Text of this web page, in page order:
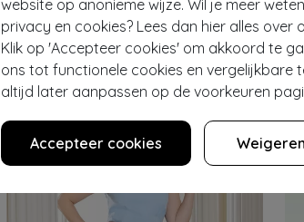
website op anonieme wijze. Wil je meer
privacy en cookies? Lees dan hier alles over
Klik op 'Accepteer cookies' om akkoord te
ons tot functionele cookies en vergelijkbare
altijd later aanpassen op de voorkeuren
Accepteer cookies Weigeren
VINTAGE CHIC FOR TOPVINTAGE
Topvintage exclusive ~ Rinda floral maxi jurk in zwart en roze
€ 75,95 € 29,95 130
€